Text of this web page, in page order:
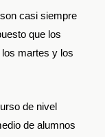
casi siempre
que los
martes y los
de nivel
de alumnos